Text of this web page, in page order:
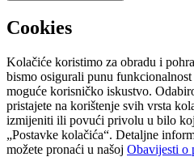
Cookies
Kolačiće koristimo za obradu i
bismo osigurali punu
moguće korisničko iskustvo.
pristajete na korištenje svih vrsta
izmijeniti ili povući privolu u bilo
„Postavke kolačića“. Detaljne
možete pronaći u našoj Obavijesti o